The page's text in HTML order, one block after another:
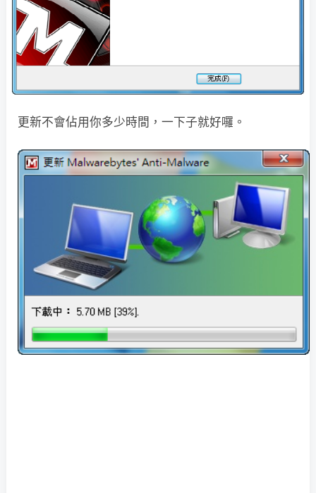
更新不會佔用你多少時間，一下子就好囉。